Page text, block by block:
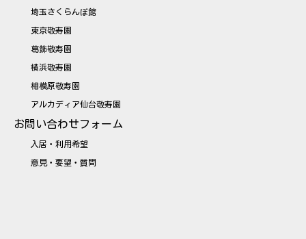
埼玉さくらんぼ館
東京敬寿園
葛飾敬寿園
横浜敬寿園
相模原敬寿園
アルカディア仙台敬寿園
お問い合わせフォーム
入居・利用希望
意見・要望・質問